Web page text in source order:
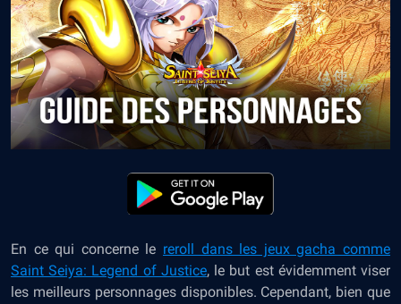
En ce qui concerne le reroll dans les jeux gacha comme
Saint Seiya: Legend of Justice, le but est évidemment viser
les meilleurs personnages disponibles. Cependant, bien que